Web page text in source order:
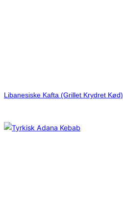
Libanesiske Kafta (Grillet Krydret Kød)